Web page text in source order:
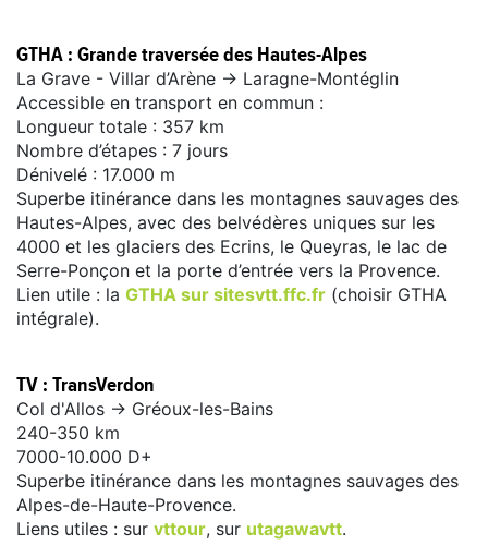
GTHA : Grande traversée des Hautes-Alpes
La Grave - Villar d’Arène -> Laragne-Montéglin
Accessible en transport en commun :
Longueur totale : 357 km
Nombre d’étapes : 7 jours
Dénivelé : 17.000 m
Superbe itinérance dans les montagnes sauvages des
Hautes-Alpes, avec des belvédères uniques sur les
4000 et les glaciers des Ecrins, le Queyras, le lac de
Serre-Ponçon et la porte d’entrée vers la Provence.
Lien utile : la GTHA sur sitesvtt.ffc.fr (choisir GTHA
intégrale).
TV : TransVerdon
Col d'Allos -> Gréoux-les-Bains
240-350 km
7000-10.000 D+
Superbe itinérance dans les montagnes sauvages des
Alpes-de-Haute-Provence.
Liens utiles : sur vttour, sur utagawavtt.